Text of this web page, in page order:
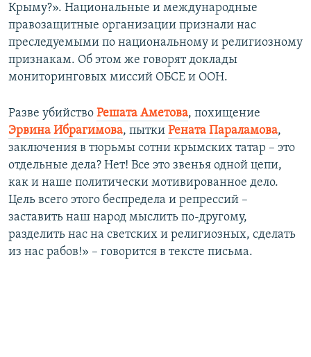
Крыму?». Национальные и международные
правозащитные организации признали нас
преследуемыми по национальному и религиозному
признакам. Об этом же говорят доклады
мониторинговых миссий ОБСЕ и ООН.
Разве убийство Решата Аметова, похищение
Эрвина Ибрагимова, пытки Рената Параламова,
заключения в тюрьмы сотни крымских татар – это
отдельные дела? Нет! Все это звенья одной цепи,
как и наше политически мотивированное дело.
Цель всего этого беспредела и репрессий –
заставить наш народ мыслить по-другому,
разделить нас на светских и религиозных, сделать
из нас рабов!» – говорится в тексте письма.